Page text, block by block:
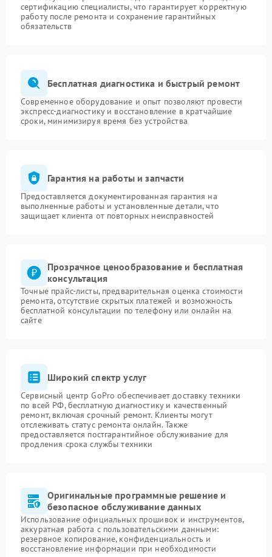
Адрес: ул. Чаянова 18
сертификацию специалисты, что гарантирует корректную
работу после ремонта и сохранение гарантийных
обязательств
Бесплатная диагностика и быстрый ремонт
Современное оборудование и опыт позволяют провести
экспресс-диагностику и восстановление в кратчайшие
сроки, минимизируя время без устройства
Гарантия на работы и запчасти
Предоставляется документированная гарантия на
выполненные работы и установленные детали, что
защищает клиента от повторных неисправностей
Прозрачное ценообразование и бесплатная
консультация
Точные прайс-листы, предварительная оценка стоимости
ремонта, отсутствие скрытых платежей и возможность
бесплатной консультации по телефону или онлайн на
сайте
Широкий спектр услуг
Сервисный центр GoPro обеспечивает доставку техники
по всей РФ, бесплатную диагностику и качественный
ремонт, включая срочный ремонт. Клиенты могут
отслеживать статус ремонта онлайн. Также
предоставляется постгарантийное обслуживание для
продления срока службы техники
Оригинальные программные решение и
безопасное обслуживание данных
Использование официальных прошивок и инструментов,
аккуратная работа с пользовательскими данными:
резервное копирование, конфиденциальность и
восстановление информации при необходимости